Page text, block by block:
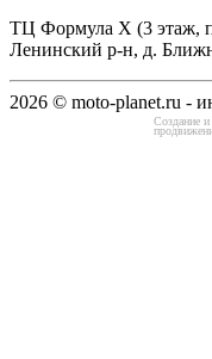
ТЦ Формула Х (3 этаж,
Ленинский р-н, д.
2026 © moto-planet.ru -
Создание и